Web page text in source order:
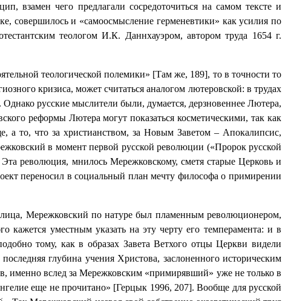
взамен чего предлагали сосредоточиться на самом тексте и
совершилось и «самоосмысление герменевтики» как усилия по
теологом И.К. Даннхауэром, автором труда 1654 г.
теологической полемики» [Там же, 189], то в точности то
кризиса, может считаться аналогом лютеровской: в трудах
. Однако русские мыслители были, думается, дерзновеннее Лютера,
реформы Лютера могут показаться косметическими, так как
а то, что за христианством, за Новым Заветом – Апокалипсис,
в момент первой русской революции («Пророк русской
революция, мнилось Мережковскому, сметя старые Церковь и
переносил в социальный план мечту философа о примирении
Мережковский по натуре был пламенным революционером,
уместным указать на эту черту его темперамента: и в
тому, как в образах Завета Ветхого отцы Церкви видели
глубина учения Христова, заслоненного историческим
именно вслед за Мережковским «примирявший» уже не только в
еще не прочитано» [Герцык 1996, 207]. Вообще для русской